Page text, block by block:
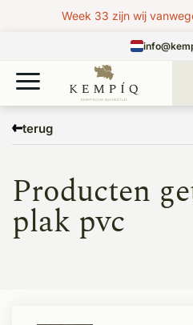
Week 33 zijn wij
terug
plak pvc
Producten
plak pvc